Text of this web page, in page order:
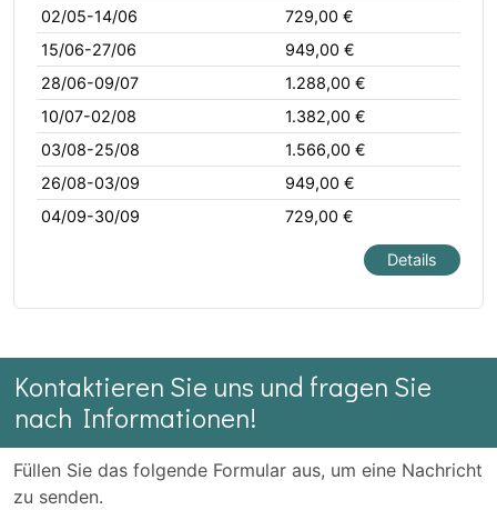
02/05-14/06
729,00 €
15/06-27/06
949,00 €
28/06-09/07
1.288,00 €
10/07-02/08
1.382,00 €
03/08-25/08
1.566,00 €
26/08-03/09
949,00 €
04/09-30/09
729,00 €
Details
Kontaktieren Sie uns und fragen Sie
nach Informationen!
Füllen Sie das folgende Formular aus, um eine Nachricht
zu senden.